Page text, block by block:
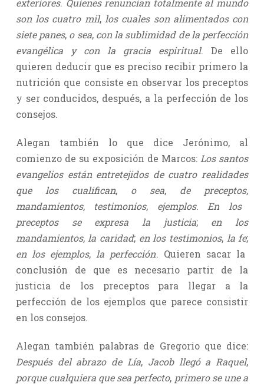
exteriores. Quienes renuncian totalmente al mundo
son los cuatro mil,los cuales son alimentados con
siete panes, o sea,con la sublimidad de la perfección
evangélica y con la gracia espiritual. De ello
quieren deducir que es preciso recibir primero la
nutrición que consiste en observar los preceptos
y ser conducidos, después, a la perfección de los
consejos.
Alegan también lo que dice Jerónimo, al
comienzo de su exposición de Marcos: Los santos
evangelios están entretejidos de cuatro realidades
que los cualifican,o sea, de preceptos,
mandamientos,testimonios, ejemplos. En los
preceptos se expresa la justicia;en los
mandamientos,la caridad; en los testimonios,la fe;
en los ejemplos, la perfección. Quieren sacar la
conclusión de que es necesario partir de la
justicia de los preceptos para llegar a la
perfección de los ejemplos que parece consistir
en los consejos.
Alegan también palabras de Gregorio que dice:
Después del abrazo de Lía, Jacob llegó a Raquel,
porque cualquiera que sea perfecto, primero se une a